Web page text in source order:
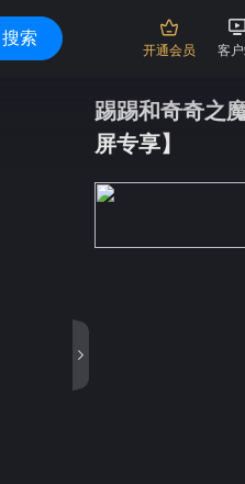
搜索
开通会员 客
踢踢和奇奇之
屏专享】